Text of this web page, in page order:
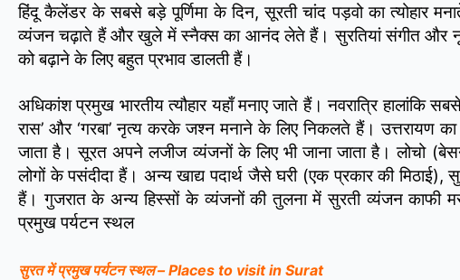
हिंदू कैलेंडर के सबसे बड़े पूर्णिमा के दिन, सूरती चांद पड़वो का त्योहार
व्यंजन चढ़ाते हैं और खुले में स्नैक्स का आनंद लेते हैं। सुरतियां संगीत और
को बढ़ाने के लिए बहुत प्रभाव डालती हैं।
अधिकांश प्रमुख भारतीय त्यौहार यहाँ मनाए जाते हैं। नवरात्रि हालांकि
रास’ और ‘गरबा’ नृत्य करके जश्न मनाने के लिए निकलते हैं। उत्तरायण
जाता है। सूरत अपने लजीज व्यंजनों के लिए भी जाना जाता है। लोचो
लोगों के पसंदीदा हैं। अन्य खाद्य पदार्थ जैसे घरी (एक प्रकार की
हैं। गुजरात के अन्य हिस्सों के व्यंजनों की तुलना में सुरती व्यंजन काफी
प्रमुख पर्यटन स्थल
सुरत में प्रमुख पर्यटन स्थल – Places to visit in Surat